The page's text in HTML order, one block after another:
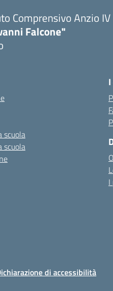
Comprensivo Anzio IV
Falcone"
scuola
scuola
I
di accessibilità